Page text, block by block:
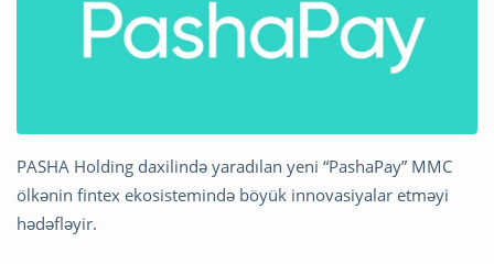
PASHA Holding daxilində yaradılan yeni “PashaPay” MMC
ölkənin fintex ekosistemində böyük innovasiyalar etməyi
hədəfləyir.